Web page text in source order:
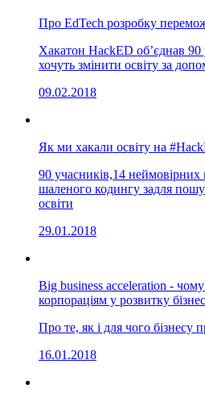
Про EdTech розробку
Хакатон HackED об’єднав 90
хочуть змінити освіту за
09.02.2018
Як ми хакали освіту на
90 учасників,14
шаленого кодингу задля
освіти
29.01.2018
Big business acceleration -
корпораціям у розвитку
Про те, як і для чого бізнесу
16.01.2018